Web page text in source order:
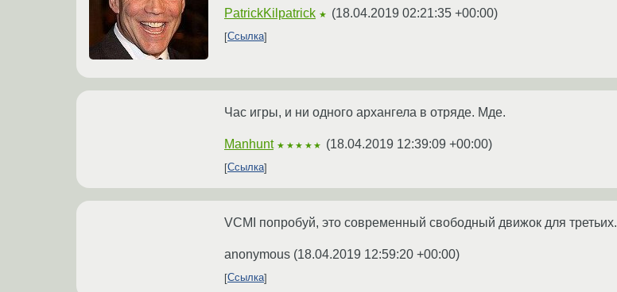
PatrickKilpatrick ★ (18.04.2019 02:21:35 +00:00)
Ссылка
Час игры, и ни одного архангела в отряде. Мде.
Manhunt ★★★★★ (18.04.2019 12:39:09 +00:00)
Ссылка
VCMI попробуй, это современный свободный движок для третьих.
anonymous (18.04.2019 12:59:20 +00:00)
Ссылка